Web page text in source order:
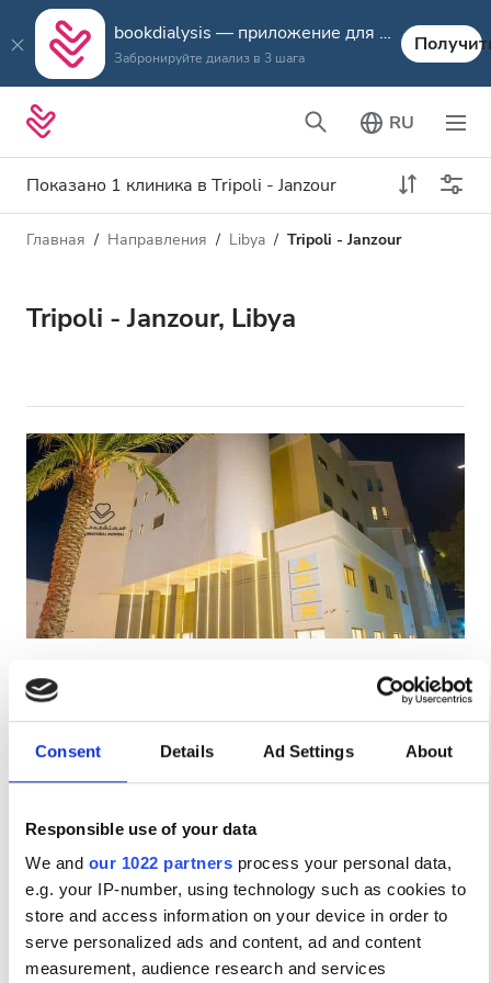
Consent Details Ad Settings About
Responsible use of your data
We and our 1022 partners process your personal data,
e.g. your IP-number, using technology such as cookies to
store and access information on your device in order to
serve personalized ads and content, ad and content
measurement, audience research and services
bookdialysis — приложение для путешествий
Забронируйте диализ в 3 шага
RU
Показано 1 клиника в Tripoli - Janzour
Тип диализа
Все виды диализа
Принимает
Пациенты с ВИЧ
Пациенты с гепатитом B
Пациенты с гепатитом C
Удобства
Напитки
Бесплатный Wi-Fi
Телевизоры
Бесплатный трансфер
Расстояние
Главная Направления Libya Tripoli - Janzour
Tripoli - Janzour, Libya
The international Hospital
Tripoli - Janzour, Libya
4 км от центра города
Напитки Бесплатный Wi-Fi
Телевизоры
Бесплатная парковка
за процедуру
Диализ HD €540
Диализ HDF €675
Забронировать